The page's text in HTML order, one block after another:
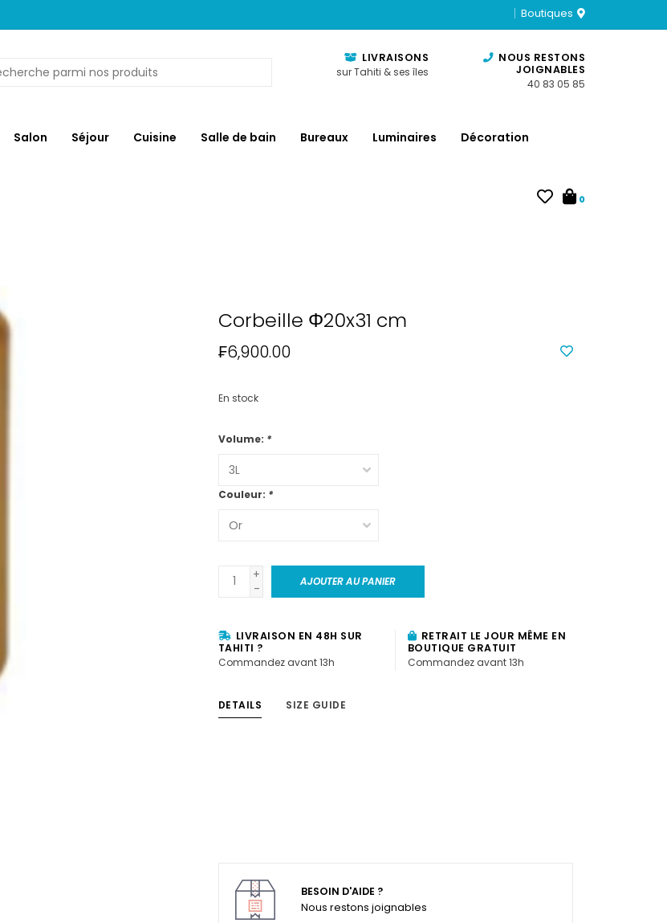
Boutiques
LIVRAISONS
sur Tahiti & ses îles
NOUS RESTONS
JOIGNABLES
40 83 05 85
Salon Séjour Cuisine Salle de bain Bureaux Luminaires
Décoration
0
Corbeille Φ20x31 cm
₣6,900.00
En stock
Volume: *
Couleur: *
+
-
AJOUTER AU PANIER
LIVRAISON EN 48H SUR
TAHITI ?
Commandez avant 13h
RETRAIT LE JOUR MÊME EN
BOUTIQUE GRATUIT
Commandez avant 13h
DETAILS SIZE GUIDE
BESOIN D'AIDE ?
Nous restons joignables